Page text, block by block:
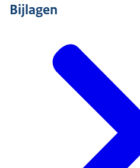
Bijlagen